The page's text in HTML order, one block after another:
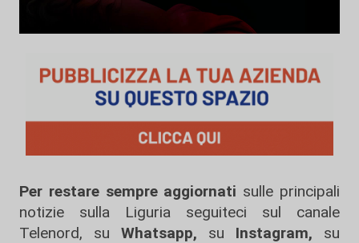
Per restare sempre aggiornati sulle principali
notizie sulla Liguria seguiteci sul canale
Telenord, su
Whatsapp, su Instagram, su